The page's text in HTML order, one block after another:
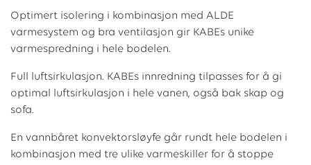
Optimert isolering i kombinasjon med ALDE
varmesystem og bra ventilasjon gir KABEs unike
varmespredning i hele bodelen.
Full luftsirkulasjon. KABEs innredning tilpasses for å gi
optimal luftsirkulasjon i hele vanen, også bak skap og
sofa.
En vannbåret konvektorsløyfe går rundt hele bodelen i
kombinasjon med tre ulike varmeskiller for å stoppe